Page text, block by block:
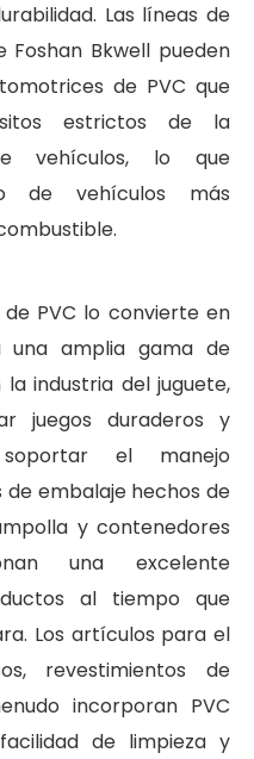
Las líneas de
Foshan Bkwell pueden
de PVC que
estrictos de la
vehículos, lo que
de vehículos más
PVC lo convierte en
una amplia gama de
industria del juguete,
juegos duraderos y
el manejo
de embalaje hechos de
y contenedores
una excelente
al tiempo que
Los artículos para el
revestimientos de
incorporan PVC
de limpieza y